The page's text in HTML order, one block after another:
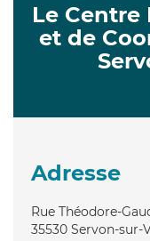
Le Centre
et de
Adresse
Rue Théodore-
35530 Servon-sur-